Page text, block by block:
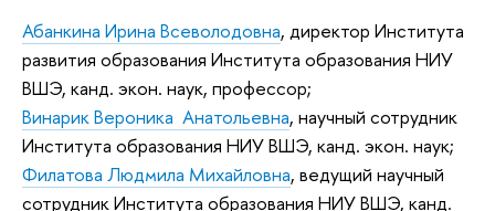
Абанкина Ирина Всеволодовна, директор Института
развития образования Института образования НИУ
ВШЭ, канд. экон. наук, профессор;
Винарик Вероника Анатольевна, научный сотрудник
Института образования НИУ ВШЭ, канд. экон. наук;
Филатова Людмила Михайловна, ведущий научный
сотрудник Института образования НИУ ВШЭ, канд.